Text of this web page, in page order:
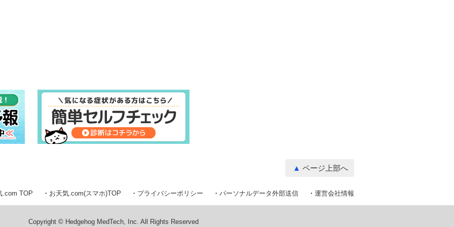
ページ上部へ
.com TOP お天気.com(スマホ)TOP プライバシーポリシー パーソナルデータ外部送信 運営会社情報
Copyright © Hedgehog MedTech, Inc. All Rights Reserved